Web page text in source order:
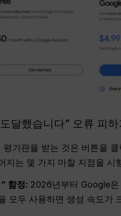
달했습니다” 오류 피
평가판을 받는 것은 버튼을
지는 몇 가지 마찰 지점을 시
함정: 2026년부터 Google은
모두 사용하면 생성 속도가